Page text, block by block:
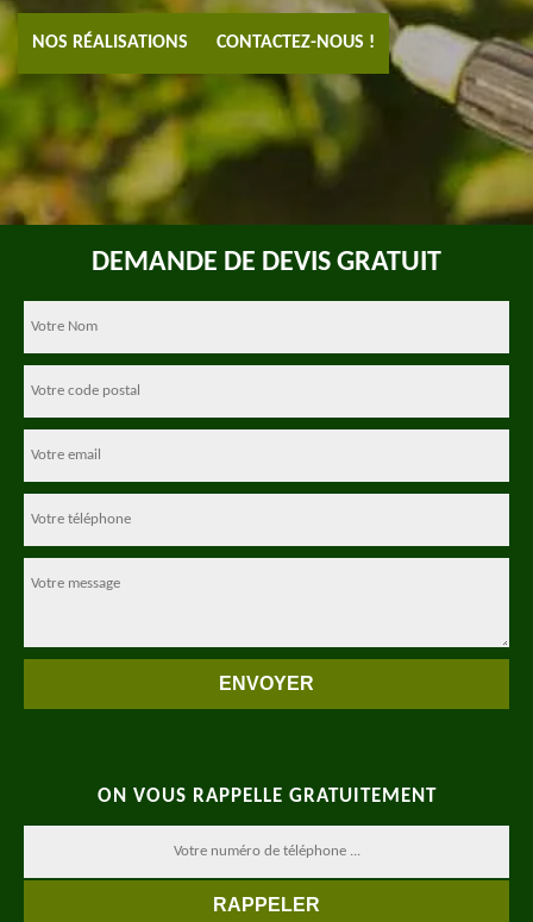
NOS RÉALISATIONS CONTACTEZ-NOUS !
DEMANDE DE DEVIS GRATUIT
ON VOUS RAPPELLE GRATUITEMENT